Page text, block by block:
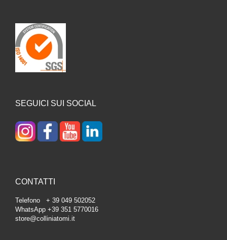
SEGUICI SUI SOCIAL
CONTATTI
Telefono + 39 049 502052
WhatsApp +39 351 5770016
store@colliniatomi.it